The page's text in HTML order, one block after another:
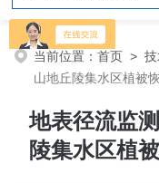
当前位置：首页 >
山地丘陵集水区植被
地表径流监
陵集水区植